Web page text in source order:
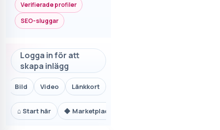
Verifierade profiler
SEO-sluggar
Logga in för att
skapa inlägg
Bild Video Länkkort
⌂ Start här ◆ Marketplace.se